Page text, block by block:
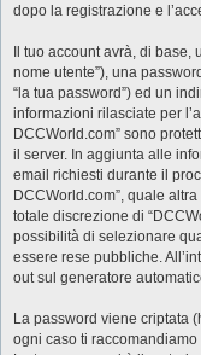
dopo la registrazione e
Il tuo account avrà, di
nome utente”), una
“la tua password”) ed un
informazioni rilasciate per
DCCWorld.com” sono
il server. In aggiunta alle
email richiesti durante il
DCCWorld.com”, quale
totale discrezione di
possibilità di selezionare
essere rese pubbliche.
out sul generatore
La password viene criptata
ogni caso ti